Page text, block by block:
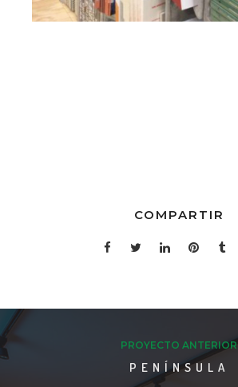
COMPARTIR
PROYECTO ANTERIOR
PENÍNSULA